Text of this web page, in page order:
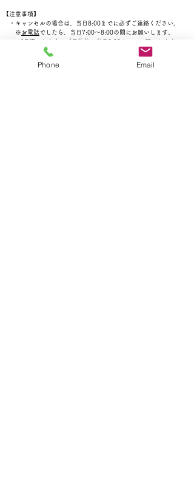
【注意事項】
・キャンセルの場合は、当日8:00までに必ずご連絡ください。
※ お電話でしたら、当日7:00～8:00の間にお願いします。
※ LINE でしたら、ご予約後～当日8:00までにお願いします。
８時以降のキャンセルの場合は、キャンセル料500円をお支払い
・お迎えは17:00までにお願いいたします。(時間厳守)
Phone Email